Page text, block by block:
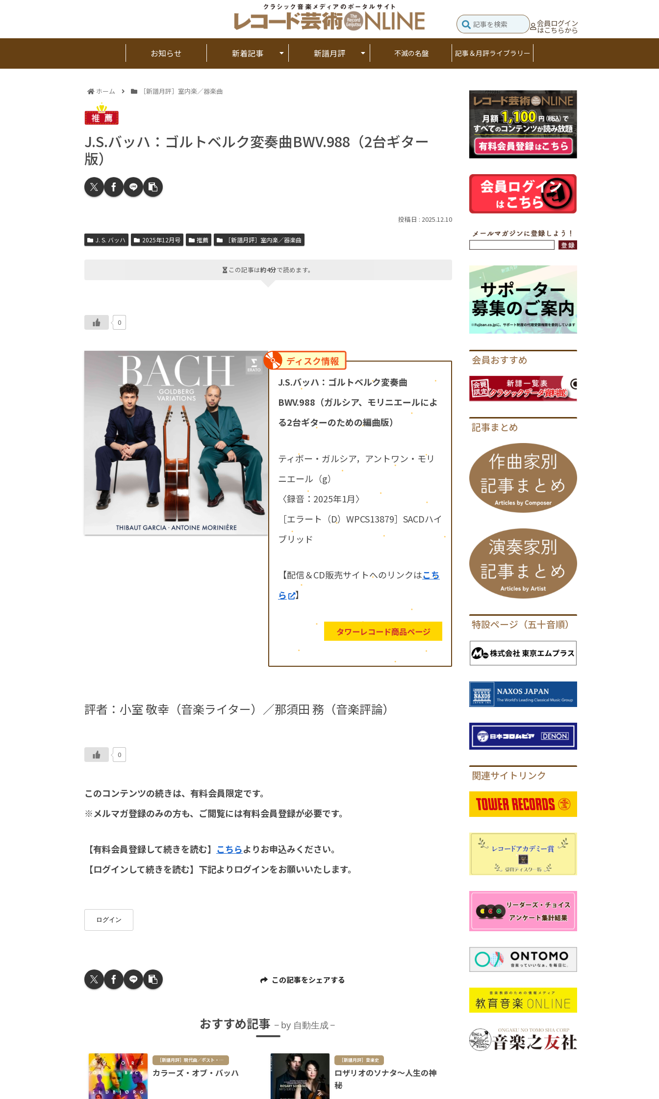
会員ログイン
はこちらから
お知らせ 新着記事 新譜月評 不滅の名盤 記事＆月評ライブラリー
ホーム ［新譜月評］室内楽／器楽曲
J.S.バッハ：ゴルトベルク変奏曲BWV.988（2台ギター
版）
2025.12.10
J. S. バッハ 2025年12月号 推薦 ［新譜月評］室内楽／器楽曲
この記事は約4分で読めます。
0
ディスク情報
J.S.バッハ：ゴルトベルク変奏曲
BWV.988（ガルシア、モリニエールによ
る2台ギターのための編曲版）
ティボー・ガルシア，アントワン・モリ
ニエール（g）
〈録音：2025年1月〉
［エラート（D）WPCS13879］SACDハイ
ブリッド
【配信＆CD販売サイトへのリンクはこち
ら
】
タワーレコード商品ページ
評者：小室 敬幸（音楽ライター）／那須田 務（音楽評論）
0
このコンテンツの続きは、有料会員限定です。
※メルマガ登録のみの方も、ご閲覧には有料会員登録が必要です。
【有料会員登録して続きを読む】 こちらよりお申込みください。
【ログインして続きを読む】下記よりログインをお願いいたします。
ログイン
この記事をシェアする
おすすめ記事 by 自動生成
［新譜月評］現代曲／ポスト・クラシカル
カラーズ・オブ・バッハ
［新譜月評］音楽史
ロザリオのソナタ～人生の神
秘
会員おすすめ
記事まとめ
特設ページ（五十音順）
関連サイトリンク